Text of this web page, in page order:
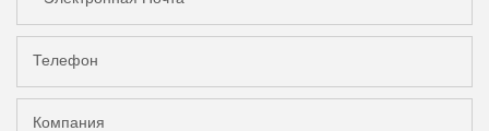
Телефон
Компания